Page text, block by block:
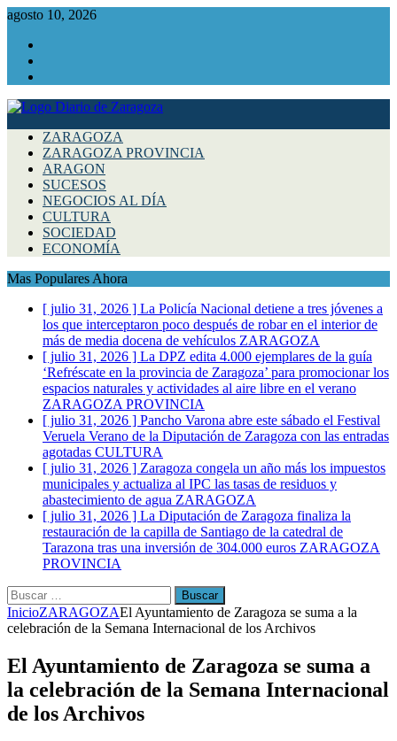
agosto 10, 2026
ZARAGOZA
ZARAGOZA PROVINCIA
ARAGON
SUCESOS
NEGOCIOS AL DÍA
CULTURA
SOCIEDAD
ECONOMÍA
Mas Populares Ahora
[ julio 31, 2026 ] La Policía Nacional detiene a tres jóvenes a
los que interceptaron poco después de robar en el interior de
más de media docena de vehículos ZARAGOZA
[ julio 31, 2026 ] La DPZ edita 4.000 ejemplares de la guía
‘Refréscate en la provincia de Zaragoza’ para promocionar los
espacios naturales y actividades al aire libre en el verano
ZARAGOZA PROVINCIA
[ julio 31, 2026 ] Pancho Varona abre este sábado el Festival
Veruela Verano de la Diputación de Zaragoza con las entradas
agotadas CULTURA
[ julio 31, 2026 ] Zaragoza congela un año más los impuestos
municipales y actualiza al IPC las tasas de residuos y
abastecimiento de agua ZARAGOZA
[ julio 31, 2026 ] La Diputación de Zaragoza finaliza la
restauración de la capilla de Santiago de la catedral de
Tarazona tras una inversión de 304.000 euros ZARAGOZA
PROVINCIA
Buscar:
InicioZARAGOZAEl Ayuntamiento de Zaragoza se suma a la
celebración de la Semana Internacional de los Archivos
El Ayuntamiento de Zaragoza se suma a
la celebración de la Semana Internacional
de los Archivos